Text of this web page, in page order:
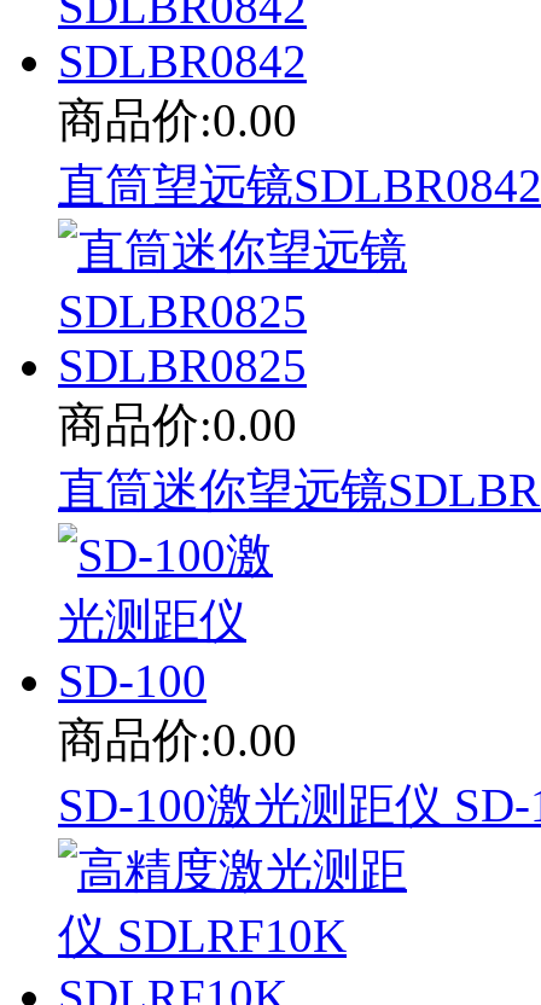
商品价:0.00
直筒望远镜
商品价:0.00
直筒迷你望远镜
商品价:0.00
SD-100激光测距仪 SD-